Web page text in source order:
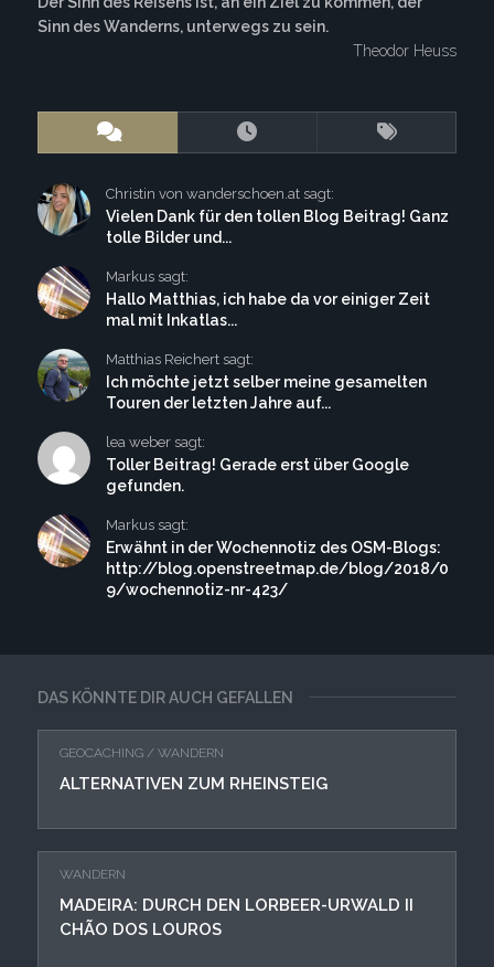
DAS KÖNNTE DIR AUCH GEFALLEN
GEOCACHING / WANDERN
ALTERNATIVEN ZUM RHEINSTEIG
WANDERN
MADEIRA: DURCH DEN LORBEER-URWALD II
CHÃO DOS LOUROS
Sinn des Wanderns, unterwegs zu sein.
Theodor Heuss
Christin von wanderschoen.at sagt:
Vielen Dank für den tollen Blog Beitrag! Ganz
tolle Bilder und...
Markus sagt:
Hallo Matthias, ich habe da vor einiger Zeit
mal mit Inkatlas...
Matthias Reichert sagt:
Ich möchte jetzt selber meine gesamelten
Touren der letzten Jahre auf...
lea weber sagt:
Toller Beitrag! Gerade erst über Google
gefunden.
Markus sagt:
Erwähnt in der Wochennotiz des OSM-Blogs:
http://blog.openstreetmap.de/blog/2018/0
9/wochennotiz-nr-423/